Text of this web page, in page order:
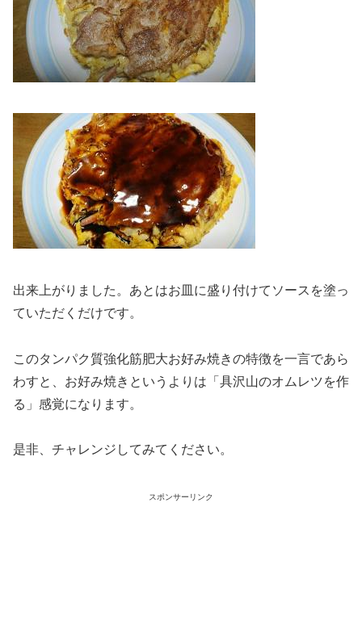
出来上がりました。あとはお皿に盛り付けてソースを塗っ
ていただくだけです。
このタンパク質強化筋肥大お好み焼きの特徴を一言であら
わすと、お好み焼きというよりは「具沢山のオムレツを作
る」感覚になります。
是非、チャレンジしてみてください。
スポンサーリンク